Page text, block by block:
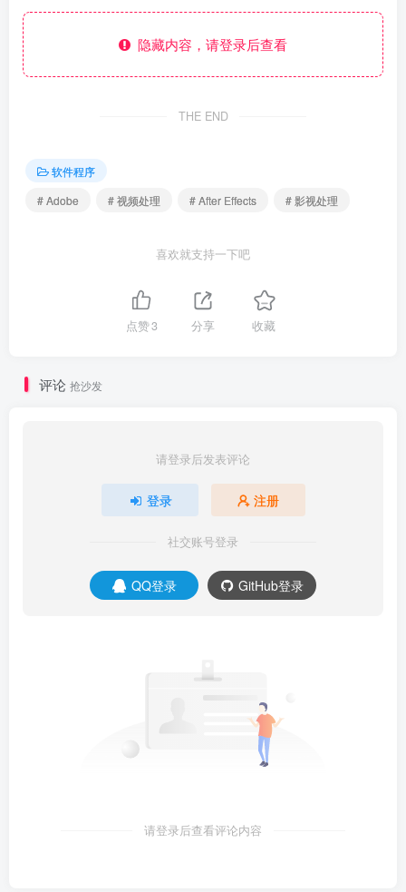
隐藏内容，请登录后查看
THE END
软件程序
# Adobe
# 视频处理 # After Effects # 影视处理
喜欢就支持一下吧
点赞3 分享 收藏
评论 抢沙发
请登录后发表评论
登录 注册
社交账号登录
QQ登录 GitHub登录
请登录后查看评论内容